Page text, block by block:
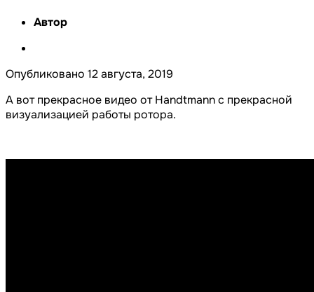
Автор
Опубликовано 12 августа, 2019
А вот прекрасное видео от Handtmann с прекрасной
визуализацией работы ротора.